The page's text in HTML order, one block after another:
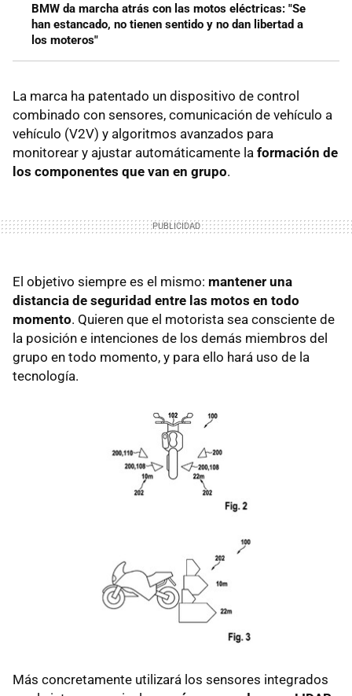
BMW da marcha atrás con las motos eléctricas: "Se
han estancado, no tienen sentido y no dan libertad a
los moteros"
La marca ha patentado un dispositivo de control
combinado con sensores, comunicación de vehículo a
vehículo (V2V) y algoritmos avanzados para
monitorear y ajustar automáticamente la formación de
los componentes que van en grupo.
El objetivo siempre es el mismo: mantener una
distancia de seguridad entre las motos en todo
momento. Quieren que el motorista sea consciente de
la posición e intenciones de los demás miembros del
grupo en todo momento, y para ello hará uso de la
tecnología.
Más concretamente utilizará los sensores integrados